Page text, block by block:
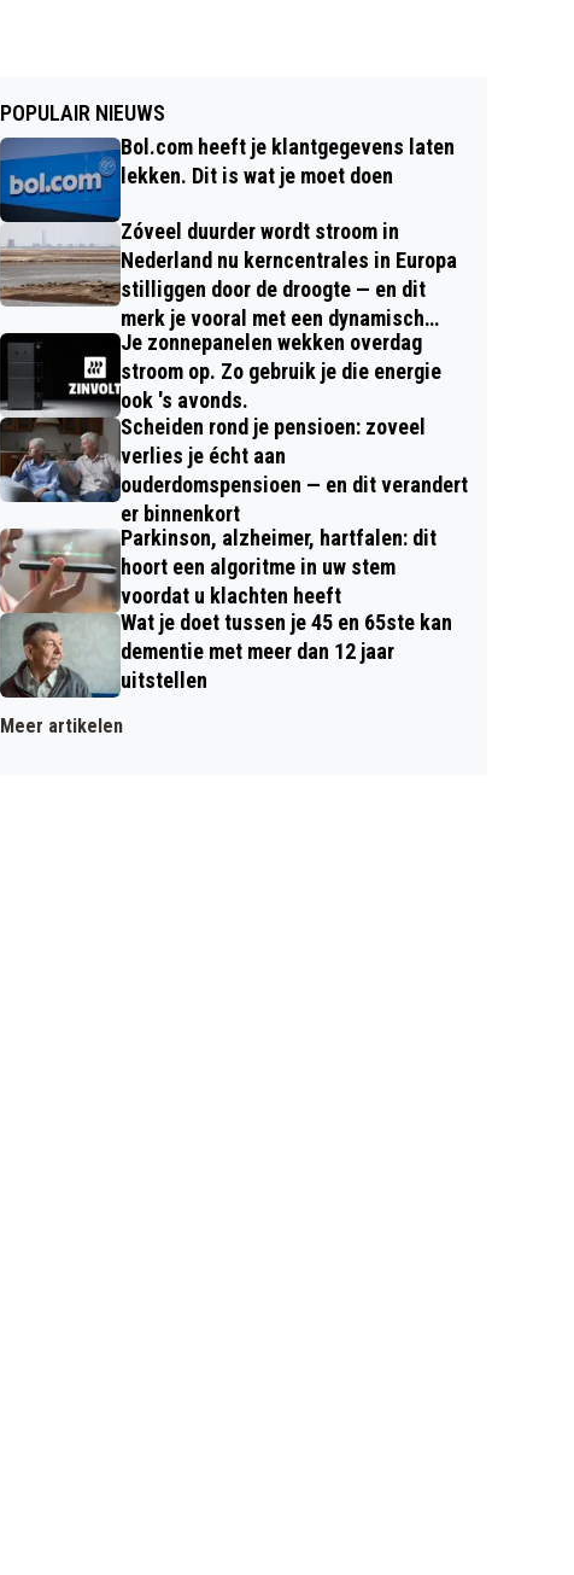
POPULAIR NIEUWS
Bol.com heeft je klantgegevens laten
lekken. Dit is wat je moet doen
Zóveel duurder wordt stroom in
Nederland nu kerncentrales in Europa
stilliggen door de droogte — en dit
merk je vooral met een dynamisch
contract
Je zonnepanelen wekken overdag
stroom op. Zo gebruik je die energie
ook 's avonds.
Scheiden rond je pensioen: zoveel
verlies je écht aan
ouderdomspensioen — en dit verandert
er binnenkort
Parkinson, alzheimer, hartfalen: dit
hoort een algoritme in uw stem
voordat u klachten heeft
Wat je doet tussen je 45 en 65ste kan
dementie met meer dan 12 jaar
uitstellen
Meer artikelen